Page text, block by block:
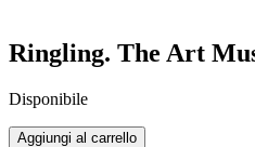
Ringling. The Art
Disponibile
Aggiungi al carrello